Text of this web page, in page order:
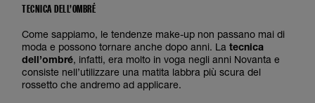
TECNICA DELL’OMBRÉ
Come sappiamo, le tendenze make-up non passano mai di
moda e possono tornare anche dopo anni. La tecnica
dell’ombré, infatti, era molto in voga negli anni Novanta e
consiste nell’utilizzare una matita labbra più scura del
rossetto che andremo ad applicare.